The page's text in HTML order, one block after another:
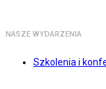
NASZE WYDARZENIA
Szkolenia i